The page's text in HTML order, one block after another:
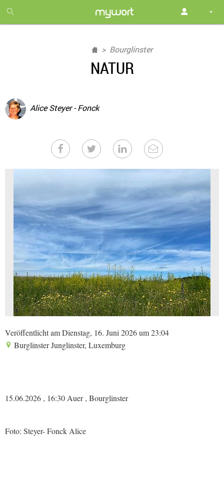
month
free
Bourglinster
NATUR
Alice Steyer - Fonck
Veröffentlicht am Dienstag, 16. Juni 2026 um 23:04
Burglinster Junglinster, Luxemburg
15.06.2026 , 16:30 Auer , Bourglinster
Foto: Steyer- Fonck Alice